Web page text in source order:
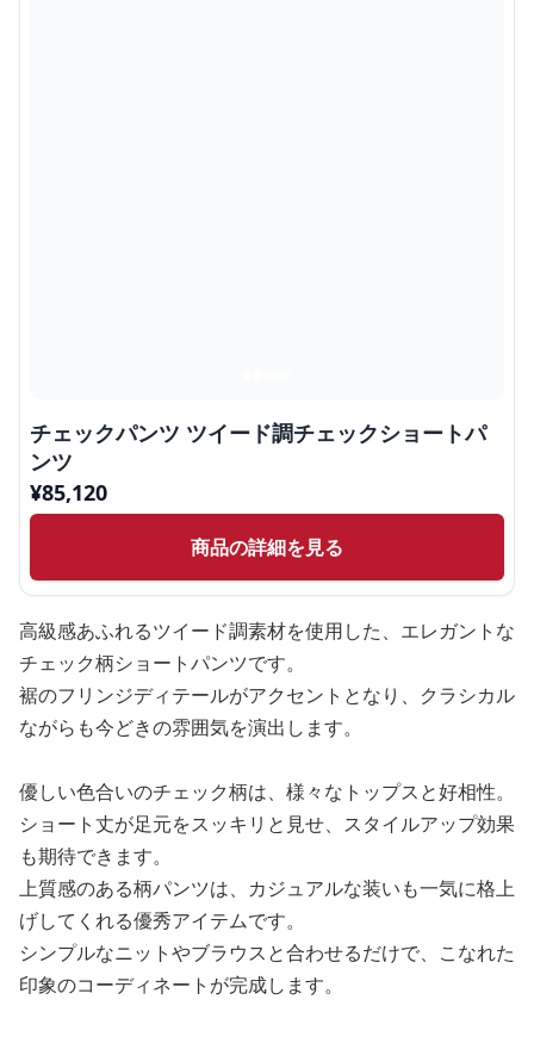
チェックパンツ ツイード調チェックショートパ
ンツ
¥85,120
商品の詳細を見る
高級感あふれるツイード調素材を使用した、エレガントな
チェック柄ショートパンツです。
裾のフリンジディテールがアクセントとなり、クラシカル
ながらも今どきの雰囲気を演出します。
優しい色合いのチェック柄は、様々なトップスと好相性。
ショート丈が足元をスッキリと見せ、スタイルアップ効果
も期待できます。
上質感のある柄パンツは、カジュアルな装いも一気に格上
げしてくれる優秀アイテムです。
シンプルなニットやブラウスと合わせるだけで、こなれた
印象のコーディネートが完成します。